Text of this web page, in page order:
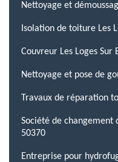
Nettoyage et
Isolation de toiture Les
Couvreur Les Loges Sur
Nettoyage et pose de
Travaux de réparation
Société de changement
50370
Entreprise pour